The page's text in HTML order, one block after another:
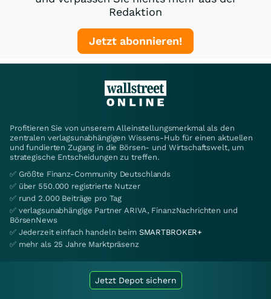
Redaktion
Jetzt abonnieren!
Profitieren Sie von unserem Alleinstellungsmerkmal als den
zentralen verlagsunabhängigen Wissens-Hub für einen aktuellen
und fundierten Zugang in die Börsen- und Wirtschaftswelt, um
strategische Entscheidungen zu treffen.
✅ Größte Finanz-Community Deutschlands
✅ über 550.000 registrierte Nutzer
✅ rund 2.000 Beiträge pro Tag
✅ verlagsunabhängige Partner ARIVA, FinanzNachrichten und
BörsenNews
✅ Jederzeit einfach handeln beim SMARTBROKER+
✅ mehr als 25 Jahre Marktpräsenz
Jetzt Depot sichern